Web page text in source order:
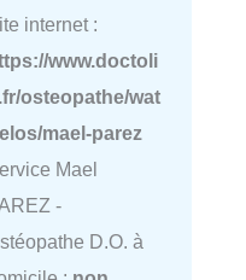
internet :
www.doctoli
osteopathe/wat
mael-parez
Mael
-
D.O. à